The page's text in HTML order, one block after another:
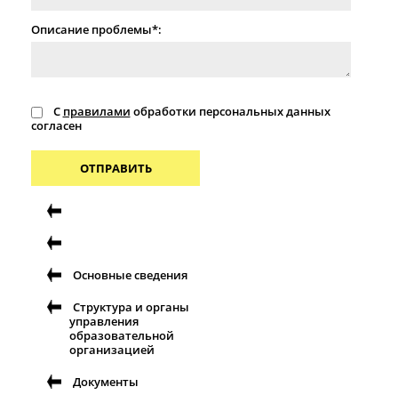
Описание проблемы*:
С правилами обработки персональных данных
согласен
ОТПРАВИТЬ
Основные сведения
Структура и органы
управления
образовательной
организацией
Документы